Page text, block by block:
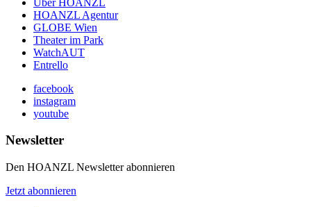
HOANZL Agentur
GLOBE Wien
Theater im Park
WatchAUT
Entrello
facebook
instagram
youtube
Newsletter
Den HOANZL Newsletter abonnieren
Jetzt abonnieren